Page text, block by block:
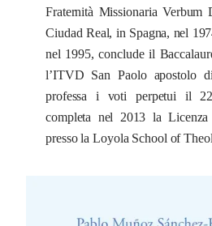
Fraternità Missionaria
Ciudad Real, in Spagna, nel
nel 1995, conclude il
l’ITVD San Paolo apostolo
professa i voti perpetui il
completa nel 2013 la
presso la Loyola School of